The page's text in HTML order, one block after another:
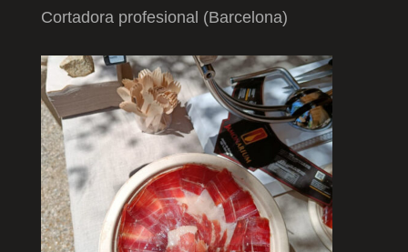
Cortadora profesional (Barcelona)